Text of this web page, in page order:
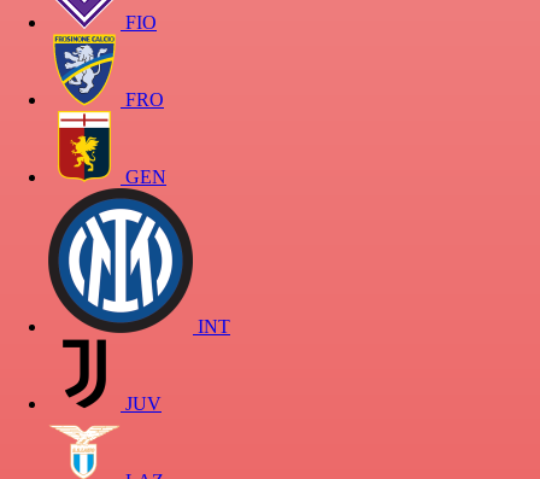
FIO
FRO
GEN
INT
JUV